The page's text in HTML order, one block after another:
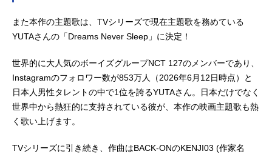
また本作の主題歌は、TVシリーズで現在主題歌を務めている
YUTAさんの「Dreams Never Sleep」に決定！
世界的に大人気のボーイズグループNCT 127のメンバーであり、
Instagramのフォロワー数が853万人（2026年6月12日時点）と
日本人男性タレントの中で1位を誇るYUTAさん。日本だけでなく
世界中から熱狂的に支持されている彼が、本作の映画主題歌も熱
く歌い上げます。
TVシリーズに引き続き、作曲はBACK-ONのKENJI03 (作家名